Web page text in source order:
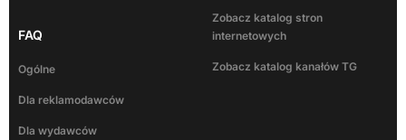
FAQ
Ogólne
Dla reklamodawców
Dla wydawców
Zobacz katalog stron
internetowych
Zobacz katalog kanałów TG